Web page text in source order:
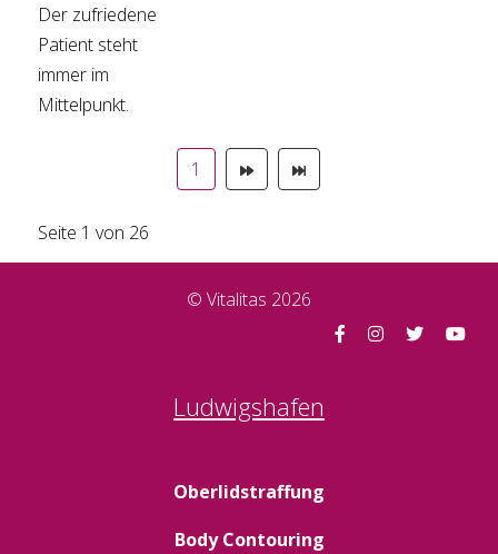
Der zufriedene
Patient steht
immer im
Mittelpunkt.
1
Seite 1 von 26
© Vitalitas 2026
Ludwigshafen
Oberlidstraffung
Body Contouring